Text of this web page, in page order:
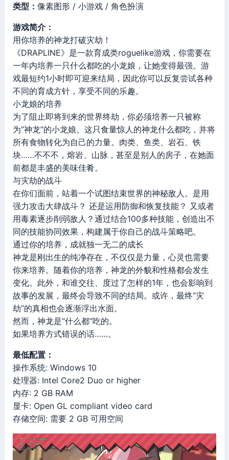
类型： 像素图形 / 小游戏 / 角色扮演
游戏简介：
用你培养的神龙打破灾劫！
《DRAPLINE》是一款育成类roguelike游戏，你需要在
一年内培养一只什么都吃的小龙娘，让她变得最强。游
戏最短约1小时即可迎来结局，因此你可以反复尝试各种
不同的育成方针，享受不同的乐趣。
小龙娘的培养
为了阻止即将到来的世界终劫，你必须培养一只被称
为“神龙”的小龙娘。这只食量惊人的神龙什么都吃，并将
所有食物转化为自己的力量。肉类、鱼类、岩石、铁
块……不不不，熔岩、山脉，甚至是别人的房子，在她面
前都是丰盛的美味佳肴。
与灾劫的战斗
在你们面前，站着一个试图结束世界的神秘敌人。是用
强力攻击大肆战斗？ 还是运用防御和恢复技能？ 又或者
用毒素逐步削弱敌人？通过结合100多种技能，创造出不
同的技能协同效果，构建属于你自己的战斗策略吧。
通过你的培养，成就独一无二的成长
神龙是刚出生的纯净存在，不仅仅是力量，心灵也需要
你来培养。随着你的培养，神龙的外貌和性格都会发生
变化。此外，和谁交往、度过了怎样的1年，也会影响到
故事的发展，最终会导致不同的结局。或许，最终“灾
劫”的真相也会逐渐浮出水面。
然而，神龙是“什么都”吃的。
如果培养方式错误的话……。
最低配置：
操作系统: Windows 10
处理器: Intel Core2 Duo or higher
内存: 2 GB RAM
显卡: Open GL compliant video card
存储空间: 需要 2 GB 可用空间